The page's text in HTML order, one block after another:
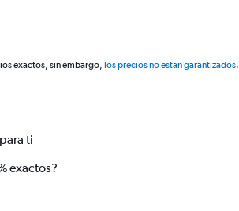
exactos, sin embargo, los precios no están garantizados.
ti
exactos?